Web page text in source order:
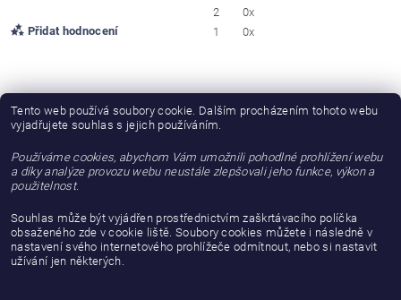
Přidat hodnocení
2
0x
1
0x
JŠ
Jiri Šlegr
|
19.1.2019
Maximalne, nadherne zpracovani, jsem spokojen
Tento web používá soubory cookie. Dalším procházením tohoto webu
vyjadřujete souhlas s jejich používáním.
Používáme cookies, abychom Vám umožnili pohodlné prohlížení webu
a díky analýze provozu webu neustále zlepšovali jeho funkce, výkon a
použitelnost.
Souhlas může být vyjádřen prostřednictvím zaškrtávacího políčka
obsaženého zde v cookie liště. Soubory cookies můžete i následně v
nastavení svého internetového prohlížeče odmítnout, nebo si nastavit
užívání jen některých.